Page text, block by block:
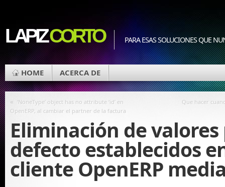
LAPIZCORTO PARA ESAS SOLUCIONES QUE
HOME ACERCA DE
« ‘NoneType’ object has no attribute ‘id’ en
OpenERP, al cambiar el partner de la factura
Que hacer
Eliminación de
defecto establecidos
cliente OpenERP